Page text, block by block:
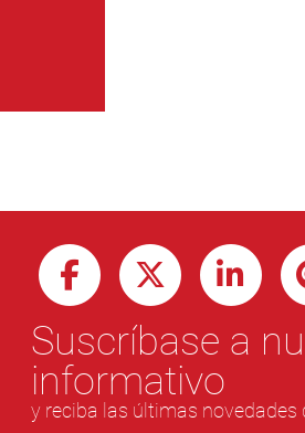
Suscríbase a
informativo
y reciba las últimas novedades